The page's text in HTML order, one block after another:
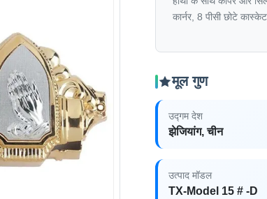
कार्नर, 8 पीसी छोटे
मूल गुण
उद्गम देश
झेजियांग, चीन
उत्पाद मॉडल
TX-Model 15 # -D